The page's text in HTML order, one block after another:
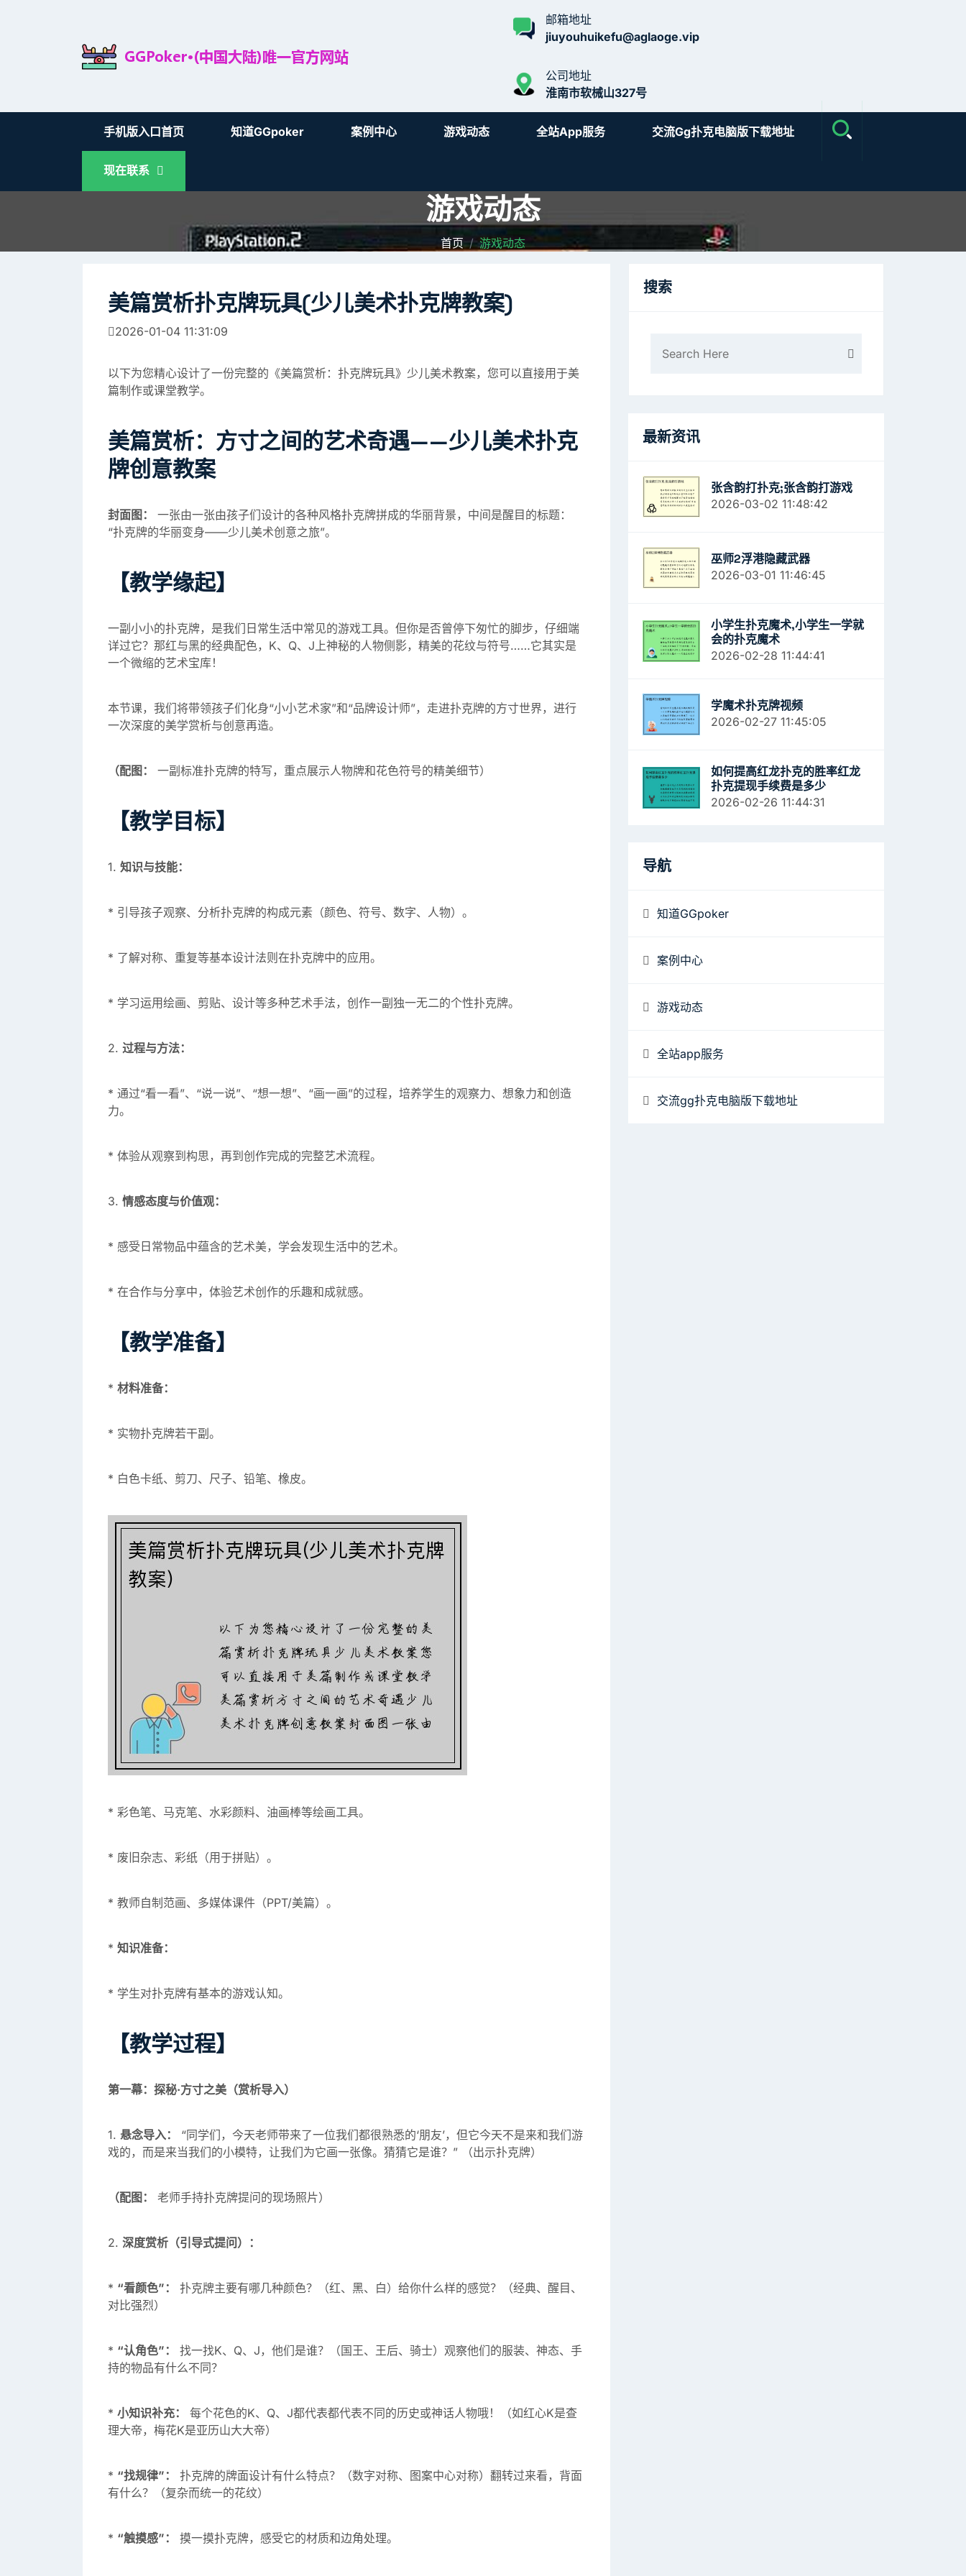
邮箱地址
jiuyouhuikefu@aglaoge.vip
公司地址
淮南市软械山327号
手机版入口首页 知道GGpoker 案例中心 游戏动态 全站app服务 交流gg扑克电脑版下载地址
现在联系
游戏动态
首页 游戏动态
美篇赏析扑克牌玩具(少儿美术扑克牌教案)
2026-01-04 11:31:09
以下为您精心设计了一份完整的《美篇赏析：扑克牌玩具》少儿美术教案，您可以直接用于美
篇制作或课堂教学。
美篇赏析：方寸之间的艺术奇遇——少儿美术扑克
牌创意教案
封面图：
一张由一张由孩子们设计的各种风格扑克牌拼成的华丽背景，中间是醒目的标题：
“扑克牌的华丽变身——少儿美术创意之旅”。
【教学缘起】
一副小小的扑克牌，是我们日常生活中常见的游戏工具。但你是否曾停下匆忙的脚步，仔细端
详过它？那红与黑的经典配色，K、Q、J上神秘的人物侧影，精美的花纹与符号……它其实是
一个微缩的艺术宝库！
本节课，我们将带领孩子们化身“小小艺术家”和“品牌设计师”，走进扑克牌的方寸世界，进行
一次深度的美学赏析与创意再造。
（配图： 一副标准扑克牌的特写，重点展示人物牌和花色符号的精美细节）
【教学目标】
1. 知识与技能：
* 引导孩子观察、分析扑克牌的构成元素（颜色、符号、数字、人物）。
* 了解对称、重复等基本设计法则在扑克牌中的应用。
* 学习运用绘画、剪贴、设计等多种艺术手法，创作一副独一无二的个性扑克牌。
2. 过程与方法：
* 通过“看一看”、“说一说”、“想一想”、“画一画”的过程，培养学生的观察力、想象力和创造
力。
* 体验从观察到构思，再到创作完成的完整艺术流程。
3. 情感态度与价值观：
* 感受日常物品中蕴含的艺术美，学会发现生活中的艺术。
* 在合作与分享中，体验艺术创作的乐趣和成就感。
【教学准备】
* 材料准备：
* 实物扑克牌若干副。
* 白色卡纸、剪刀、尺子、铅笔、橡皮。
* 彩色笔、马克笔、水彩颜料、油画棒等绘画工具。
* 废旧杂志、彩纸（用于拼贴）。
* 教师自制范画、多媒体课件（PPT/美篇）。
* 知识准备：
* 学生对扑克牌有基本的游戏认知。
【教学过程】
第一幕：探秘·方寸之美（赏析导入）
1. 悬念导入：
“同学们，今天老师带来了一位我们都很熟悉的‘朋友’，但它今天不是来和我们游
戏的，而是来当我们的小模特，让我们为它画一张像。猜猜它是谁？” （出示扑克牌）
（配图： 老师手持扑克牌提问的现场照片）
2. 深度赏析（引导式提问）：
* “看颜色”：
扑克牌主要有哪几种颜色？（红、黑、白）给你什么样的感觉？（经典、醒目、
对比强烈）
* “认角色”：
找一找K、Q、J，他们是谁？（国王、王后、骑士）观察他们的服装、神态、手
持的物品有什么不同？
* 小知识补充：
每个花色的K、Q、J都代表都代表不同的历史或神话人物哦！（如红心K是查
理大帝，梅花K是亚历山大大帝）
* “找规律”：
扑克牌的牌面设计有什么特点？（数字对称、图案中心对称）翻转过来看，背面
有什么？（复杂而统一的花纹）
* “触摸感”： 摸一摸扑克牌，感受它的材质和边角处理。
搜索
最新资讯
张含韵打扑克;张含韵打游戏
2026-03-02 11:48:42
巫师2浮港隐藏武器
2026-03-01 11:46:45
小学生扑克魔术,小学生一学就
会的扑克魔术
2026-02-28 11:44:41
学魔术扑克牌视频
2026-02-27 11:45:05
如何提高红龙扑克的胜率红龙
扑克提现手续费是多少
2026-02-26 11:44:31
导航
知道GGpoker
案例中心
游戏动态
全站app服务
交流gg扑克电脑版下载地址